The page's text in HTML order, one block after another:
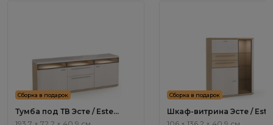
Сборка в подарок
Тумба под ТВ Эсте / Este
ST503.0
Сборка в подарок
Шкаф-витрина Эсте / Este
ST504.5